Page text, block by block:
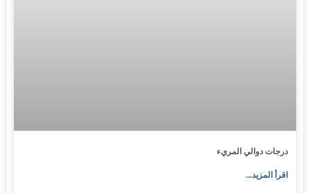
درجات دوالي المريء
اقرأ المزيد...